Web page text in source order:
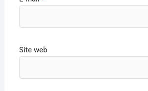
Site web